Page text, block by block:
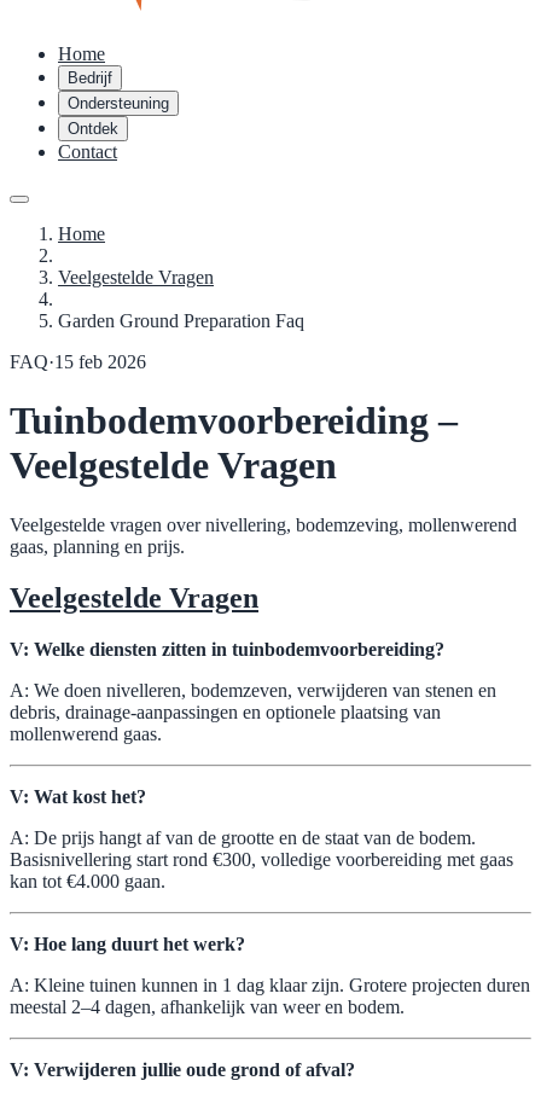
Home
Bedrijf
Ondersteuning
Ontdek
Contact
Home
Veelgestelde Vragen
Garden Ground Preparation Faq
FAQ·15 feb 2026
Tuinbodemvoorbereiding –
Veelgestelde Vragen
Veelgestelde vragen over nivellering, bodemzeving, mollenwerend
gaas, planning en prijs.
Veelgestelde Vragen
V: Welke diensten zitten in tuinbodemvoorbereiding?
A: We doen nivelleren, bodemzeven, verwijderen van stenen en
debris, drainage-aanpassingen en optionele plaatsing van
mollenwerend gaas.
V: Wat kost het?
A: De prijs hangt af van de grootte en de staat van de bodem.
Basisnivellering start rond €300, volledige voorbereiding met gaas
kan tot €4.000 gaan.
V: Hoe lang duurt het werk?
A: Kleine tuinen kunnen in 1 dag klaar zijn. Grotere projecten duren
meestal 2–4 dagen, afhankelijk van weer en bodem.
V: Verwijderen jullie oude grond of afval?